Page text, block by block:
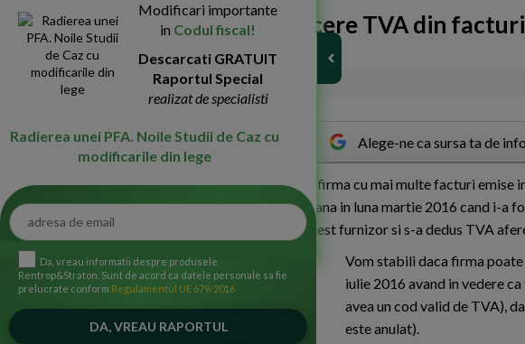
Cod TVA anulat si deducere TVA din
procedam?
02-Aug-2016 5345
Alege-ne ca sursa ta de
In randurile de mai jos, avem ca subiect o firma cu mai multe facturi emise
furnizor era platitor de TVA la incasare pana in luna martie 2016 cand i-a
prezent) s-au facut anumite plati catre acest furnizor si s-a dedus TVA
Vom stabili daca firma
iulie 2016 avand in vedere
avea un cod valid de TVA),
este anulat).
Modificari importante
in Codul fiscal!
Descarcati GRATUIT
Raportul Special
realizat de specialisti
Radierea unei PFA. Noile Studii de Caz cu
modificarile din lege
Da, vreau informatii despre produsele
Rentrop&Straton. Sunt de acord ca datele personale sa fie
prelucrate conform Regulamentul UE 679/2016